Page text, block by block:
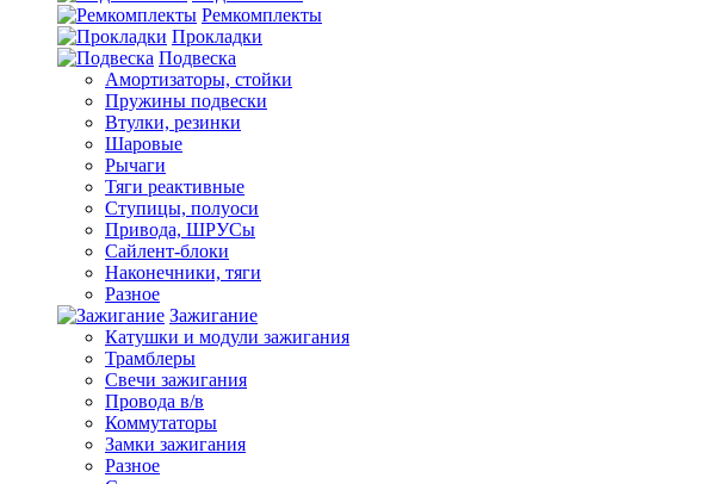
Ремкомплекты
Прокладки
Подвеска
Амортизаторы, стойки
Пружины подвески
Втулки, резинки
Шаровые
Рычаги
Тяги реактивные
Ступицы, полуоси
Привода, ШРУСы
Сайлент-блоки
Наконечники, тяги
Разное
Зажигание
Катушки и модули зажигания
Трамблеры
Свечи зажигания
Провода в/в
Коммутаторы
Замки зажигания
Разное